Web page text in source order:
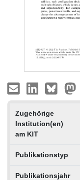
Zugehörige
Institution(en)
am KIT
Publikationstyp
Publikationsjahr